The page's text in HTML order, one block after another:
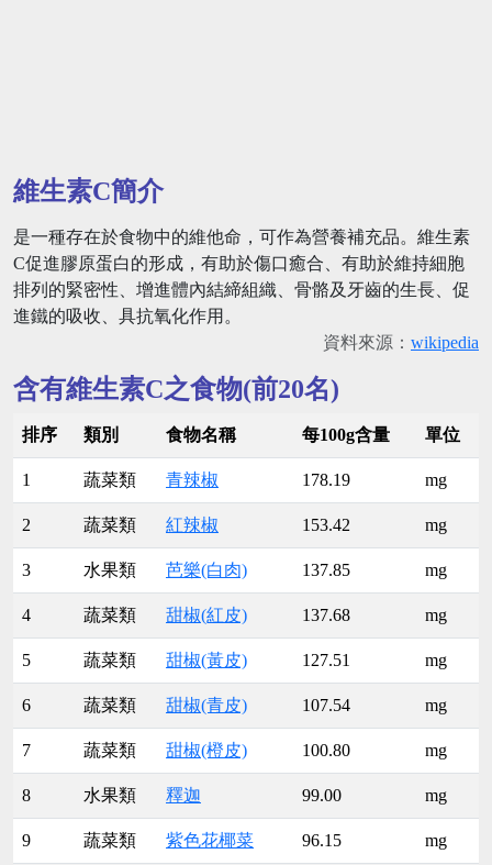
維生素C簡介
是一種存在於食物中的維他命，可作為營養補充品。維生素
C促進膠原蛋白的形成，有助於傷口癒合、有助於維持細胞
排列的緊密性、增進體內結締組織、骨骼及牙齒的生長、促
進鐵的吸收、具抗氧化作用。
資料來源： wikipedia
含有維生素C之食物(前20名)
排序 類別 食物名稱 每100g含量 單位
1 蔬菜類 青辣椒 178.19 mg
2 蔬菜類 紅辣椒 153.42 mg
3 水果類 芭樂(白肉) 137.85 mg
4 蔬菜類 甜椒(紅皮) 137.68 mg
5 蔬菜類 甜椒(黃皮) 127.51 mg
6 蔬菜類 甜椒(青皮) 107.54 mg
7 蔬菜類 甜椒(橙皮) 100.80 mg
8 水果類 釋迦 99.00 mg
9 蔬菜類 紫色花椰菜 96.15 mg